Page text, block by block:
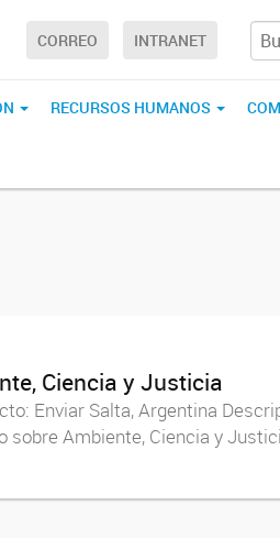
CORREO INTRANET
RECURSOS HUMANOS
Ciencia y Justicia
Enviar Salta, Argentina
Ambiente, Ciencia y